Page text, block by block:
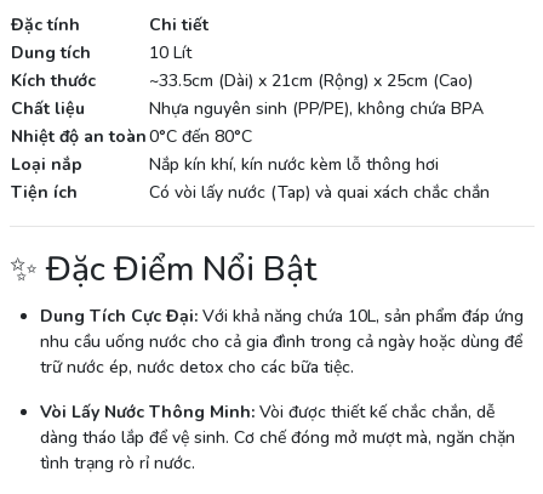
Đặc tính
Chi tiết
Dung tích
10 Lít
Kích thước
~33.5cm (Dài) x 21cm (Rộng) x 25cm (Cao)
Chất liệu
Nhựa nguyên sinh (PP/PE), không chứa BPA
Nhiệt độ an toàn0°C đến 80°C
Loại nắp
Nắp kín khí, kín nước kèm lỗ thông hơi
Tiện ích
Có vòi lấy nước (Tap) và quai xách chắc chắn
✨ Đặc Điểm Nổi Bật
Dung Tích Cực Đại:Với khả năng chứa 10L, sản phẩm đáp ứng
nhu cầu uống nước cho cả gia đình trong cả ngày hoặc dùng để
trữ nước ép, nước detox cho các bữa tiệc.
Vòi Lấy Nước Thông Minh:Vòi được thiết kế chắc chắn, dễ
dàng tháo lắp để vệ sinh. Cơ chế đóng mở mượt mà, ngăn chặn
tình trạng rò rỉ nước.